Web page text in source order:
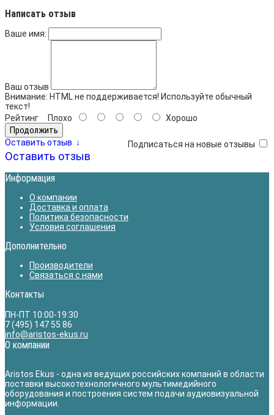
Написать отзыв
Ваше имя:
Ваш отзыв
Внимание: HTML не поддерживается! Используйте обычный
текст!
Рейтинг Плохо Хорошо
Продолжить
Подписаться на новые отзывы
Оставить отзыв ↓
Оставить отзыв
Информация
О компании
Доставка и оплата
Политика безопасности
Условия соглашения
Дополнительно
Производители
Связаться с нами
Контакты
ПН-ПТ 10:00-19:30
7 (495) 147 55 86
info@aristos-ekus.ru
О компании
Aristos Ekus - одна из ведущих российских компаний в области
поставки высокотехнологичного мультимедийного
оборудования и построения систем подачи аудиовизуальной
информации.